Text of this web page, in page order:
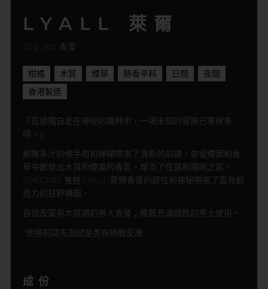
LYALL 萊爾
25g .9oz 香膏
柑橘 木質 煙草 熱香辛料 日間
夜間
香港製造
「孤狼獨自走在神秘的霧林中，一場未知的冒險已等候多
時。」
鮮嫩多汁的佛手柑和檸檬帶來了清新的前調，並從煙葉和香
草中散發出木質和煙熏的香氣，增添了性感和陽剛之氣。
SPECTRE 鬼魅 LYALL 萊爾香膏的感性和神秘帶來了富有創
造力的狂野構圖。
自信及富有木質調的男人香膏；推薦充滿個性的男士使用。
*使用前請先測試是否有過敏反應
成份